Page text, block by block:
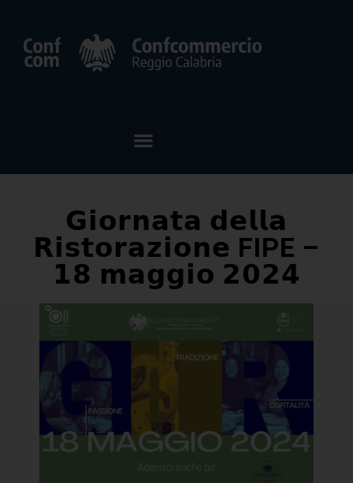
𝗚𝗶𝗼𝗿𝗻𝗮𝘁𝗮 𝗱𝗲𝗹𝗹𝗮
𝗥𝗶𝘀𝘁𝗼𝗿𝗮𝘇𝗶𝗼𝗻𝗲 FIPE –
𝟭𝟴 𝗺𝗮𝗴𝗴𝗶𝗼 𝟮𝟬𝟮𝟰